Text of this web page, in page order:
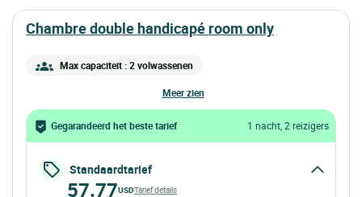
chambre double handicapé room only
Max capaciteit : 2 volwassenen
meer zien
Gegarandeerd het beste tarief 1 nacht, 2 reizigers
Standaardtarief
57.77USDTarief details